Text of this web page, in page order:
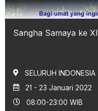
Sangha Samaya ke XI
SELURUH INDONESIA
21 - 23 Januari 2022
08:00-23:00 WIB